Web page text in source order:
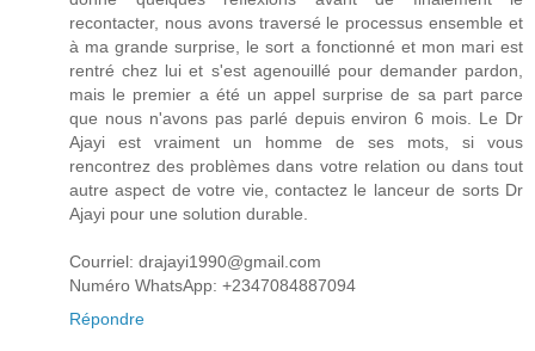
recontacter, nous avons traversé le processus ensemble et
à ma grande surprise, le sort a fonctionné et mon mari est
rentré chez lui et s'est agenouillé pour demander pardon,
mais le premier a été un appel surprise de sa part parce
que nous n'avons pas parlé depuis environ 6 mois. Le Dr
Ajayi est vraiment un homme de ses mots, si vous
rencontrez des problèmes dans votre relation ou dans tout
autre aspect de votre vie, contactez le lanceur de sorts Dr
Ajayi pour une solution durable.
Courriel: drajayi1990@gmail.com
Numéro WhatsApp: +2347084887094
Répondre